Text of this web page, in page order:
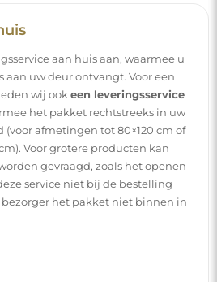
gebruik van onze spiegel
te maken, hebben wij voor u
opgesteld. Daarin vindt u
een correcte montage van de
het onderhoud, de reiniging en
u lang van het perfecte uiterlijk